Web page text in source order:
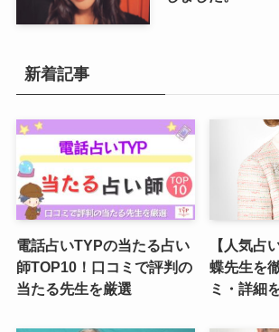
新着記事
電話占いTYPの当たる占い
師TOP10！口コミで評判の
当たる先生を厳選
【人気占
蝶先生を
ミ・詳細